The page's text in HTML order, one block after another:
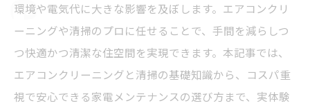
環境や電気代に大きな影響を及ぼします。エアコンクリ
ーニングや清掃のプロに任せることで、手間を減らしつ
つ快適かつ清潔な住空間を実現できます。本記事では、
エアコンクリーニングと清掃の基礎知識から、コスパ重
視で安心できる家電メンテナンスの選び方まで、実体験